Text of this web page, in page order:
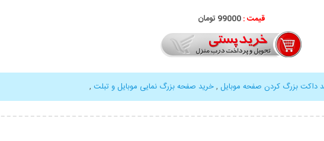
قیمت :99000 تومان
داکت بزرگ کردن صفحه موبایل ,خرید صفحه بزرگ نمایی موبایل و تبلت ,